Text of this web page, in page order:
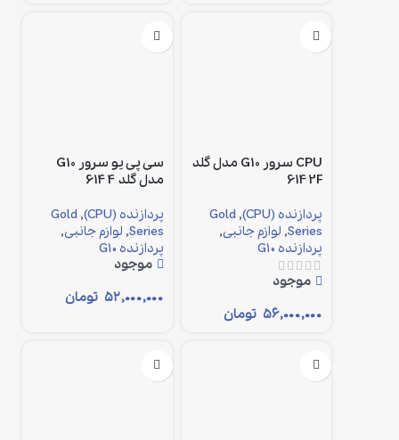
CPU سرور G10 مدل گلد
6142F
پردازنده (CPU)
,
Gold
Series
, لوازم جانبی,
پردازنده G10
موجود
۵۶,۰۰۰,۰۰۰ تومان
سی پی یو سرور G10
مدل گلد 6144
پردازنده (CPU)
,
Gold
Series
, لوازم جانبی,
پردازنده G10
موجود
۵۲,۰۰۰,۰۰۰ تومان